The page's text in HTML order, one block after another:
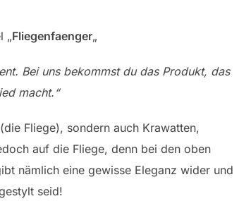
„Fliegenfaenger„
Bei uns bekommst du das Produkt, das
macht.“
Fliege), sondern auch Krawatten,
auf die Fliege, denn bei den oben
nämlich eine gewisse Eleganz wider und
seid!